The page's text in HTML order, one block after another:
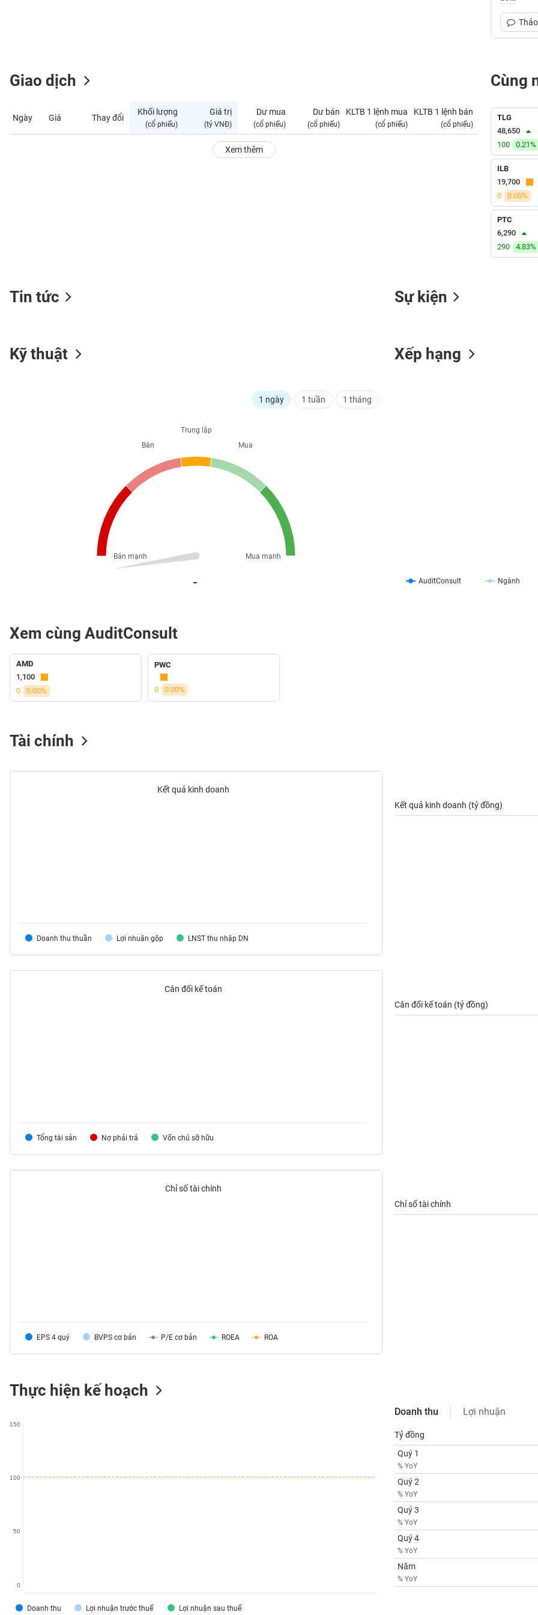
Giao dịch
Ngày Giá Thay đổi
Khối lượng
(cổ phiếu)
Giá trị
(tỷ VNĐ)
Dư mua
(cổ phiếu)
Dư bán
(cổ phiếu)
KLTB 1 lệnh mua
(cổ phiếu)
KLTB 1 lệnh bán
(cổ phiếu)
Xem thêm
Cùng
TLG
48,650
100
0.21%
ILB
19,700
0
0.00%
PTC
6,290
290
4.83%
Tin tức Sự kiện
Kỹ thuật
1 ngày 1 tuần 1 tháng
Trung lập
Mua
Mua mạnh
Bán
Bán mạnh
Xếp hạng
AuditConsult Ngành
Xem cùng AuditConsult
AMD
1,100
0
0.00%
PWC
0 0.00%
Tài chính
Kết quả kinh doanh
Doanh thu thuần Lợi nhuận gộp LNST thu nhập DN
Kết quả kinh doanh (tỷ đồng)
Cân đối kế toán
Tổng tài sản Nợ phải trả Vốn chủ sỡ hữu
Cân đối kế toán (tỷ đồng)
Chỉ số tài chính
EPS 4 quý BVPS cơ bản P/E cơ bản ROEA ROA
Chỉ số tài chính
Thực hiện kế hoạch
Doanh thu Lợi nhuận trước thuế Lợi nhuận sau thuế
0
50
100
150
Doanh thu Lợi nhuận
Tỷ đồng
Quý 1
% YoY
Quý 2
% YoY
Quý 3
% YoY
Quý 4
% YoY
Năm
% YoY
CÁ
NHÂN
TƯ
XUẤT
DỮ
LIỆU
TIN
NGUYÊN
TIÊU
KHÔNG
THIẾT
CHĂM
SÓC
DỊCH